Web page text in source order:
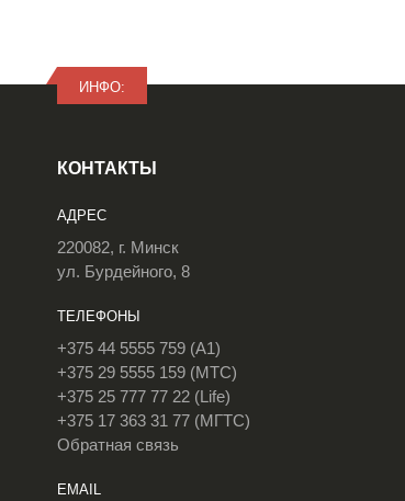
ИНФО:
КОНТАКТЫ
АДРЕС
220082, г. Минск
ул. Бурдейного, 8
ТЕЛЕФОНЫ
+375 44 5555 759 (A1)
+375 29 5555 159 (МТС)
+375 25 777 77 22 (Life)
+375 17 363 31 77 (МГТС)
Обратная связь
EMAIL